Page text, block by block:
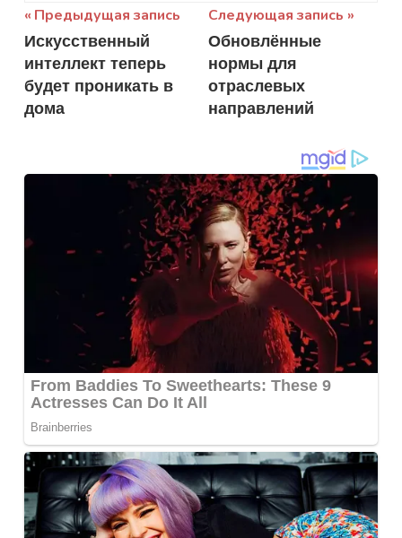
Навигация
по
записям
Предыдущая запись
Искусственный
интеллект теперь
будет проникать в
дома
Следующая запись
Обновлённые
нормы для
отраслевых
направлений